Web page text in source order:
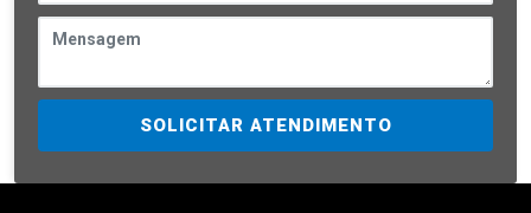
SOLICITAR ATENDIMENTO